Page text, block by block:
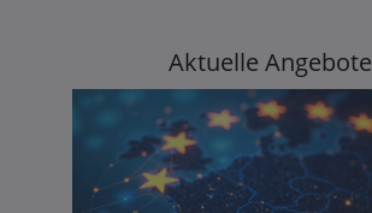
Aktuelle Angebote